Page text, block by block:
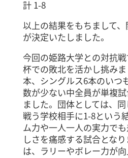
計 1-8
以上の結果をもちまして
が決定いたしました。
今回の姫路大学との対抗
杯での敗北を活かし挑み
本、シングルス6本のいつ
数が少ない中全員が単複
ました。団体としては、
戦う学校相手に1-8という
ム力や一人一人の実力で
しさを痛感する試合とな
は、ラリーやボレー力が